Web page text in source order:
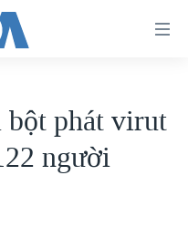
bột phát virut
người